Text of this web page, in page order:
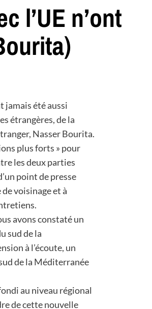
l’UE n’ont
jamais été aussi
étrangères, de la
Nasser Bourita.
plus forts » pour
les deux parties
point de presse
voisinage et à
avons constaté un
sud de la
à l’écoute, un
de la Méditerranée
au niveau régional
de cette nouvelle